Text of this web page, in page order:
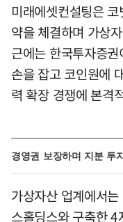
미래에셋컨설팅은
약을 체결하며 가상
근에는 한국투자증
손을 잡고 코인원에
력 확장 경쟁에 본격
경영권 보장하며 지분 투
가상자산 업계에서
스홀딩스와 구축한